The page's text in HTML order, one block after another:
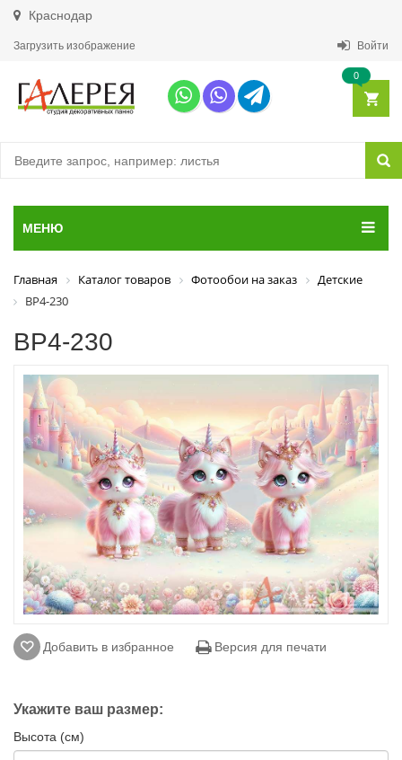
Краснодар
Загрузить изображение Войти
0
МЕНЮ
Главная Каталог товаров Фотообои на заказ
Детские
ВР4-230
ВР4-230
Добавить в избранное Версия для печати
Укажите ваш размер:
Высота (см)